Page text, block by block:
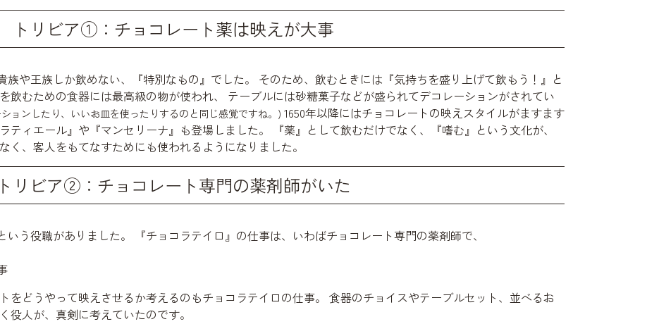
トリビア①：チョコレート薬は映えが大事
や王族しか飲めない、『特別なもの』でした。 そのため、飲むときには『気持ちを盛り上げて飲もう！』と
飲むための食器には最高級の物が使われ、 テーブルには砂糖菓子などが盛られてデコレーションがされてい
ョンしたり、いいお皿を使ったりするのと同じ感覚ですね。) 1650年以降にはチョコレートの映えスタイルがますます
ティエール』や『マンセリーナ』も登場しました。 『薬』として飲むだけでなく、『嗜む』という文化が、
く、客人をもてなすためにも使われるようになりました。
トリビア②：チョコレート専門の薬剤師がいた
う役職がありました。 『チョコラテイロ』の仕事は、いわばチョコレート専門の薬剤師で、
をどうやって映えさせるか考えるのもチョコラテイロの仕事。 食器のチョイスやテーブルセット、並べるお
役人が、真剣に考えていたのです。